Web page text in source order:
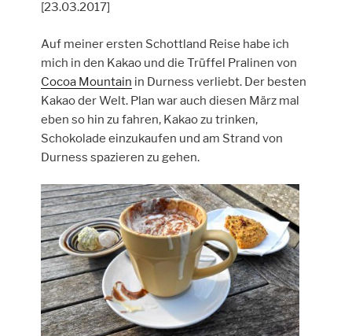
[23.03.2017]
Auf meiner ersten Schottland Reise habe ich
mich in den Kakao und die Trüffel Pralinen von
Cocoa Mountain in Durness verliebt. Der besten
Kakao der Welt. Plan war auch diesen März mal
eben so hin zu fahren, Kakao zu trinken,
Schokolade einzukaufen und am Strand von
Durness spazieren zu gehen.